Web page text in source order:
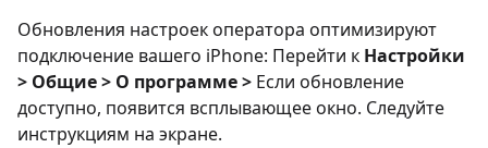
Обновления настроек оператора оптимизируют
подключение вашего iPhone: Перейти к Настройки
> Общие > О программе > Если обновление
доступно, появится всплывающее окно. Следуйте
инструкциям на экране.